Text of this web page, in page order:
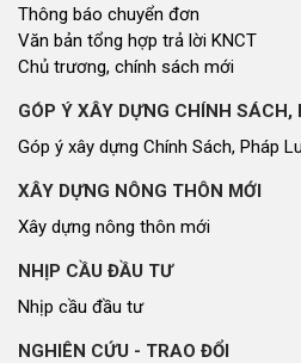
Thông báo chuyển đơn
Văn bản tổng hợp trả lời KNCT
Chủ trương, chính sách mới
GÓP Ý XÂY DỰNG CHÍNH SÁCH,
Góp ý xây dựng Chính Sách, Pháp
XÂY DỰNG NÔNG THÔN MỚI
Xây dựng nông thôn mới
NHỊP CẦU ĐẦU TƯ
Nhịp cầu đầu tư
NGHIÊN CỨU - TRAO ĐỔI